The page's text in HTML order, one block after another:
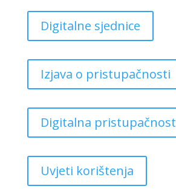
Digitalne sjednice
Izjava o pristupačnosti
Digitalna pristupačnost
Uvjeti korištenja